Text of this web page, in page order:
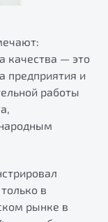
качества — это
предприятия и
работы
в
рынке в